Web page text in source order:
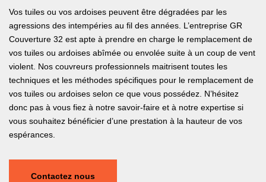
Vos tuiles ou vos ardoises peuvent être dégradées par les
agressions des intempéries au fil des années. L’entreprise GR
Couverture 32 est apte à prendre en charge le remplacement de
vos tuiles ou ardoises abîmée ou envolée suite à un coup de vent
violent. Nos couvreurs professionnels maitrisent toutes les
techniques et les méthodes spécifiques pour le remplacement de
vos tuiles ou ardoises selon ce que vous possédez. N’hésitez
donc pas à vous fiez à notre savoir-faire et à notre expertise si
vous souhaitez bénéficier d’une prestation à la hauteur de vos
espérances.
Contactez nous